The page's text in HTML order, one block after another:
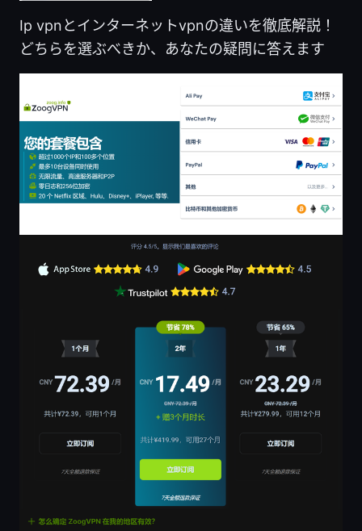
Ip vpnとインターネットvpnの違いを徹底解説！
どちらを選ぶべきか、あなたの疑問に答えます